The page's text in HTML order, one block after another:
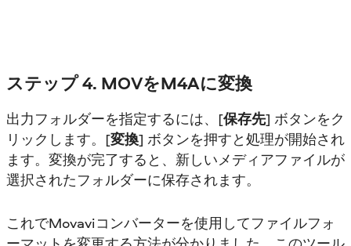
ステップ 4. MOVをM4Aに変換
出力フォルダーを指定するには、[保存先] ボタンをク
リックします。[変換] ボタンを押すと処理が開始され
ます。変換が完了すると、新しいメディアファイルが
選択されたフォルダーに保存されます。
これでMovaviコンバーターを使用してファイルフォ